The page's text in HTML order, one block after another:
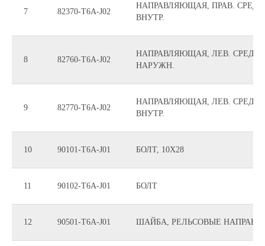
7 82370-T6A-J02
НАПРАВЛЯЮЩАЯ, ПРАВ.
ВНУТР.
8 82760-T6A-J02
НАПРАВЛЯЮЩАЯ, ЛЕВ. СРЕДН.
НАРУЖН.
9 82770-T6A-J02
НАПРАВЛЯЮЩАЯ, ЛЕВ. СРЕДН.
ВНУТР.
10 90101-T6A-J01 БОЛТ, 10X28
11 90102-T6A-J01 БОЛТ
12 90501-T6A-J01 ШАЙБА, РЕЛЬСОВЫЕ